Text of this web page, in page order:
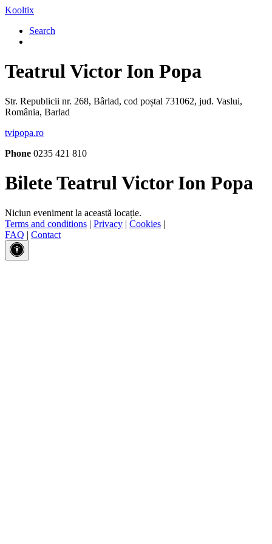
Kooltix
Search
Teatrul Victor Ion Popa
Str. Republicii nr. 268, Bârlad, cod poștal 731062, jud. Vaslui,
România, Barlad
tvipopa.ro
Phone 0235 421 810
Bilete Teatrul Victor Ion Popa
Niciun eveniment la această locație.
Terms and conditions | Privacy | Cookies |
FAQ | Contact